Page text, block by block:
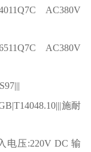
AC380V
AC380V
施耐
电压:220V DC 输